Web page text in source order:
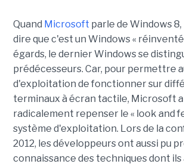
Quand Microsoft parle de Windows
dire que c'est un Windows « réinventé
égards, le dernier Windows se
prédécesseurs. Car, pour permettre
d'exploitation de fonctionner sur
terminaux à écran tactile, Microsoft a
radicalement repenser le « look and
système d'exploitation. Lors de la
2012, les développeurs ont aussi pu
connaissance des techniques dont